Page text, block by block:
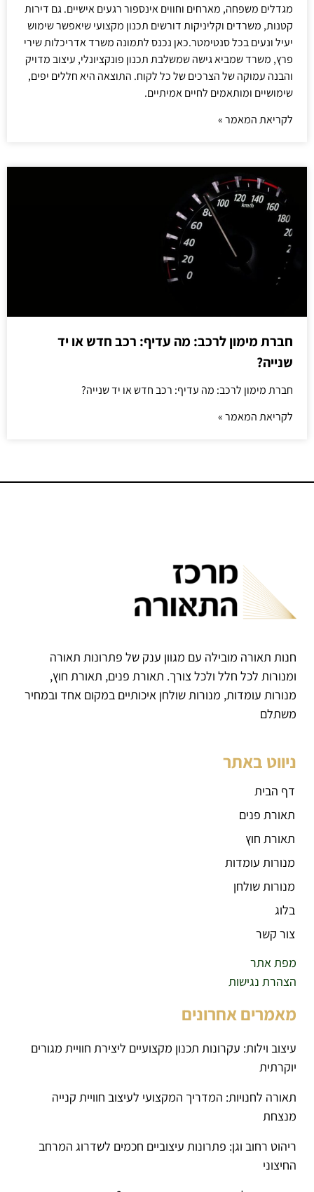
מגדלים משפחה, מארחים וחווים אינספור רגעים אישיים. גם דירות
קטנות, משרדים וקליניקות דורשים תכנון מקצועי שיאפשר שימוש
יעיל ונעים בכל סנטימטר.כאן נכנס לתמונה משרד אדריכלות שירי
פרץ, משרד שמביא גישה שמשלבת תכנון פונקציונלי, עיצוב מדויק
והבנה עמוקה של הצרכים של כל לקוח. התוצאה היא חללים יפים,
שימושיים ומותאמים לחיים אמיתיים.
לקריאת המאמר »
חברת מימון לרכב: מה עדיף: רכב חדש או יד
שנייה?
חברת מימון לרכב: מה עדיף: רכב חדש או יד שנייה?
לקריאת המאמר »
חנות תאורה מובילה עם מגוון ענק של פתרונות תאורה
ומנורות לכל חלל ולכל צורך. תאורת פנים, תאורת חוץ,
מנורות עומדות, מנורות שולחן איכותיים במקום אחד ובמחיר
משתלם
ניווט באתר
דף הבית
תאורת פנים
תאורת חוץ
מנורות עומדות
מנורות שולחן
בלוג
צור קשר
מפת אתר
הצהרת נגישות
מאמרים אחרונים
עיצוב וילות: עקרונות תכנון מקצועיים ליצירת חוויית מגורים
יוקרתית
תאורה לחנויות: המדריך המקצועי לעיצוב חוויית קנייה
מנצחת
ריהוט רחוב וגן: פתרונות עיצוביים חכמים לשדרוג המרחב
החיצוני